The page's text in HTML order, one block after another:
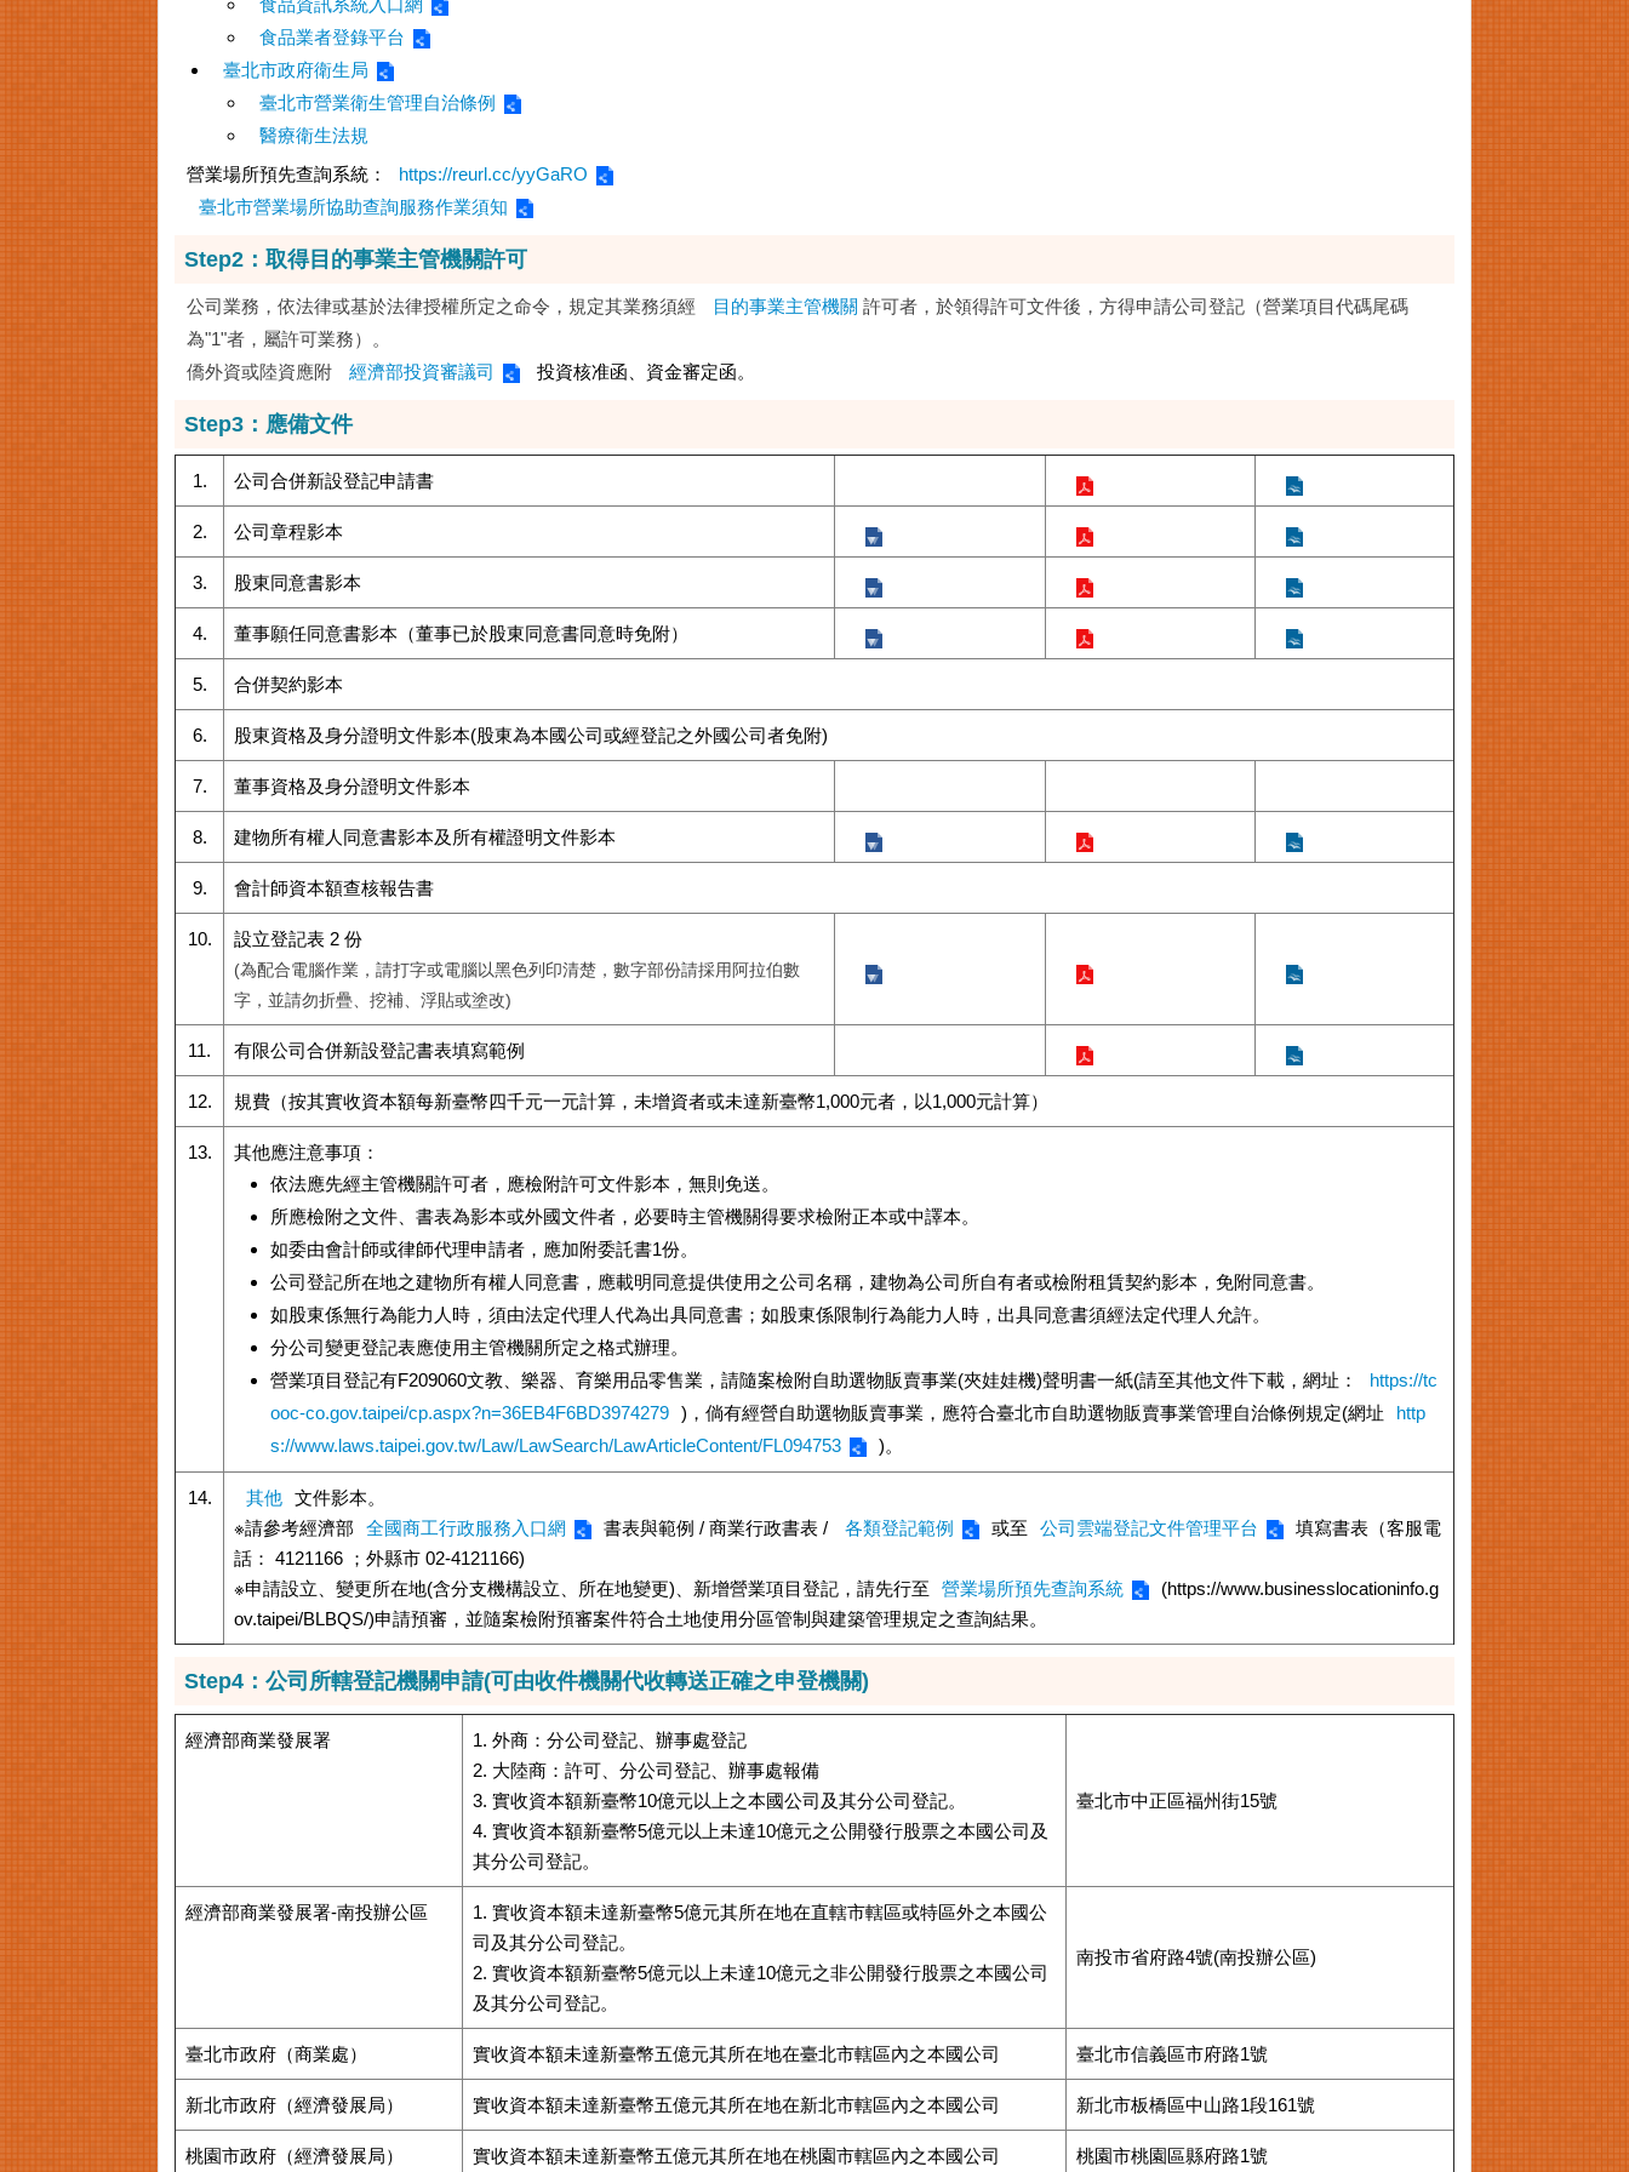
食品資訊系統入口網
食品業者登錄平台
臺北市政府衛生局
臺北市營業衛生管理自治條例
醫療衛生法規
營業場所預先查詢系統：
https://reurl.cc/yyGaRO
臺北市營業場所協助查詢服務作業須知
Step2：取得目的事業主管機關許可
公司業務，依法律或基於法律授權所定之命令，規定其業務須經 目的事業主管機關 許可者，於領得許可文件後，方得申請公司登記（營業項目代碼尾碼
為"1"者，屬許可業務）。
僑外資或陸資應附
經濟部投資審議司 投資核准函、資金審定函。
Step3：應備文件
1. 公司合併新設登記申請書
2. 公司章程影本
3. 股東同意書影本
4. 董事願任同意書影本（董事已於股東同意書同意時免附）
5. 合併契約影本
6. 股東資格及身分證明文件影本(股東為本國公司或經登記之外國公司者免附)
7. 董事資格及身分證明文件影本
8. 建物所有權人同意書影本及所有權證明文件影本
9. 會計師資本額查核報告書
10. 設立登記表 2 份
(為配合電腦作業，請打字或電腦以黑色列印清楚，數字部份請採用阿拉伯數
字，並請勿折疊、挖補、浮貼或塗改)
11. 有限公司合併新設登記書表填寫範例
12. 規費（按其實收資本額每新臺幣四千元一元計算，未增資者或未達新臺幣1,000元者，以1,000元計算）
13.
其他應注意事項：
依法應先經主管機關許可者，應檢附許可文件影本，無則免送。
所應檢附之文件、書表為影本或外國文件者，必要時主管機關得要求檢附正本或中譯本。
如委由會計師或律師代理申請者，應加附委託書1份。
公司登記所在地之建物所有權人同意書，應載明同意提供使用之公司名稱，建物為公司所自有者或檢附租賃契約影本，免附同意書。
如股東係無行為能力人時，須由法定代理人代為出具同意書；如股東係限制行為能力人時，出具同意書須經法定代理人允許。
分公司變更登記表應使用主管機關所定之格式辦理。
營業項目登記有F209060文教、樂器、育樂用品零售業，請隨案檢附自助選物販賣事業(夾娃娃機)聲明書一紙(請至其他文件下載，網址：
https://tc
ooc-co.gov.taipei/cp.aspx?n=36EB4F6BD3974279 )，倘有經營自助選物販賣事業，應符合臺北市自助選物販賣事業管理自治條例規定(網址
http
s://www.laws.taipei.gov.tw/Law/LawSearch/LawArticleContent/FL094753
)。
14. 其他 文件影本。
※請參考經濟部 全國商工行政服務入口網 書表與範例 / 商業行政書表 / 各類登記範例 或至 公司雲端登記文件管理平台
填寫書表（客服電
話： 4121166 ；外縣市 02-4121166)
※申請設立、變更所在地(含分支機構設立、所在地變更)、新增營業項目登記，請先行至
營業場所預先查詢系統
(https://www.businesslocationinfo.g
ov.taipei/BLBQS/)申請預審，並隨案檢附預審案件符合土地使用分區管制與建築管理規定之查詢結果。
Step4：公司所轄登記機關申請(可由收件機關代收轉送正確之申登機關)
經濟部商業發展署
1. 外商：分公司登記、辦事處登記
2. 大陸商：許可、分公司登記、辦事處報備
3. 實收資本額新臺幣10億元以上之本國公司及其分公司登記。
4. 實收資本額新臺幣5億元以上未達10億元之公開發行股票之本國公司及
其分公司登記。
臺北市中正區福州街15號
經濟部商業發展署-南投辦公區
1. 實收資本額未達新臺幣5億元其所在地在直轄市轄區或特區外之本國公
司及其分公司登記。
2. 實收資本額新臺幣5億元以上未達10億元之非公開發行股票之本國公司
及其分公司登記。
南投市省府路4號(南投辦公區)
臺北市政府（商業處） 實收資本額未達新臺幣五億元其所在地在臺北市轄區內之本國公司 臺北市信義區市府路1號
新北市政府（經濟發展局） 實收資本額未達新臺幣五億元其所在地在新北市轄區內之本國公司 新北市板橋區中山路1段161號
桃園市政府（經濟發展局） 實收資本額未達新臺幣五億元其所在地在桃園市轄區內之本國公司 桃園市桃園區縣府路1號